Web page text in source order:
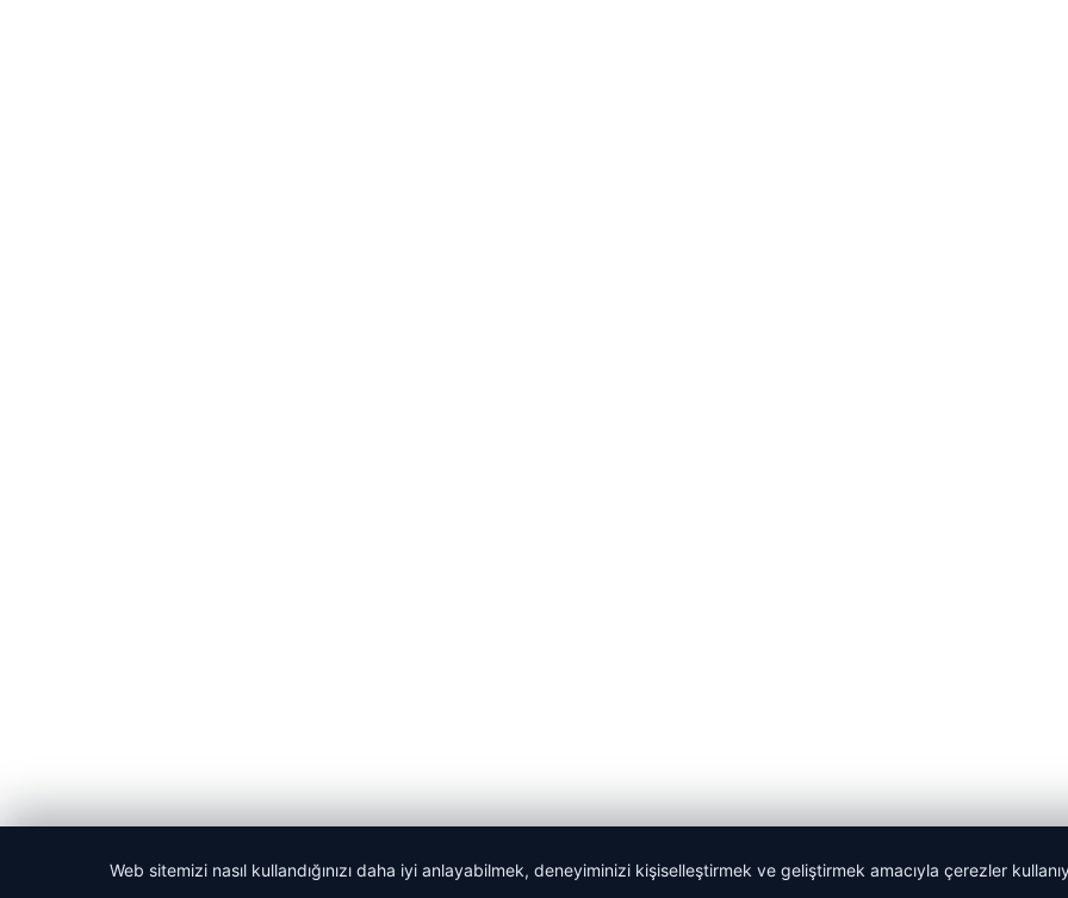
Web sitemizi nasıl kullandığınızı daha iyi anlayabilmek, deneyiminizi kişiselleştirmek ve geliştirmek amacıyla çerezler